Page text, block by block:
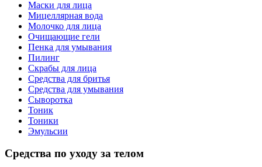
Маски для лица
Мицеллярная вода
Молочко для лица
Очищающие гели
Пенка для умывания
Пилинг
Скрабы для лица
Средства для бритья
Средства для умывания
Сыворотка
Тоник
Тоники
Эмульсии
Средства по уходу за телом